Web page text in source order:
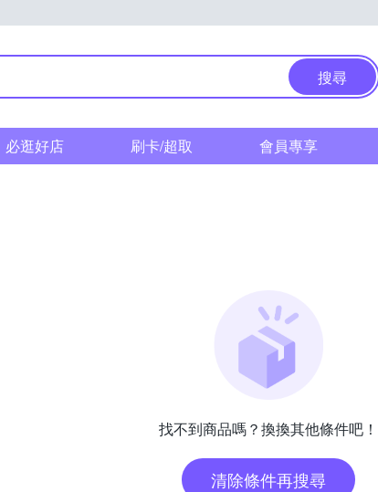
搜尋
必逛好店 刷卡/超取 會員專享
找不到商品嗎？換換其他條件吧！
清除條件再搜尋